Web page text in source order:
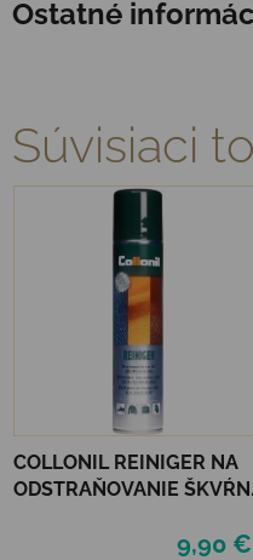
Ostatné
Súvisiaci
COLLONIL REINIGER NA
ODSTRAŇOVANIE ŠKVŔN
9,90 €